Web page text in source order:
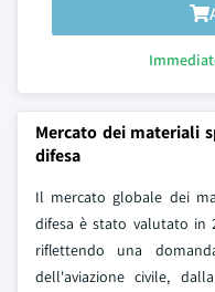
Mercato dei materiali
difesa
Il mercato globale dei
difesa è stato valutato in
riflettendo una
dell'aviazione civile,